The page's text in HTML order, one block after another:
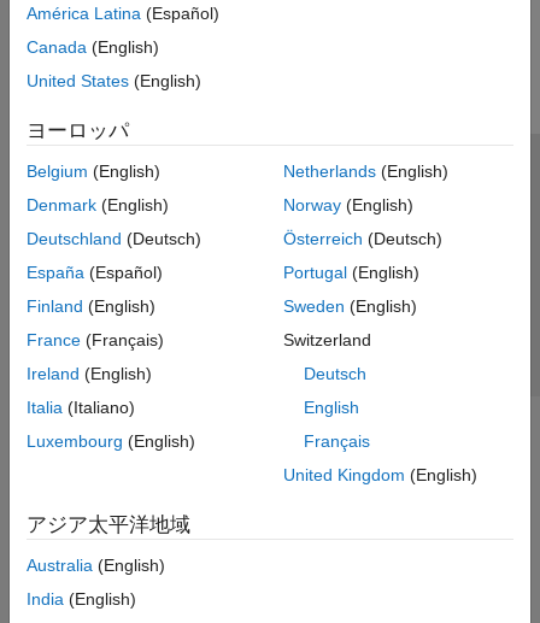
América Latina (Español)
Canada (English)
United States (English)
ヨーロッパ
Belgium (English)
Denmark (English)
Deutschland (Deutsch)
España (Español)
Finland (English)
France (Français)
Ireland (English)
Italia (Italiano)
Luxembourg (English)
Netherlands(English)
Norway(English)
Österreich (Deutsch)
Portugal(English)
Sweden (English)
Switzerland
Deutsch
English
Français
United Kingdom (English)
アジア太平洋地域
Australia (English)
India (English)
トラストセンター
プライバシー ポリシー
違法コピー防止
アプリケーション ステータス
© 1994-2026 The MathWorks, Inc.